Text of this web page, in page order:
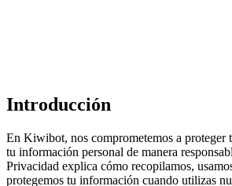
Introducción
En Kiwibot, nos comprometemos a proteger
tu información personal de manera
Privacidad explica cómo recopilamos,
protegemos tu información cuando utilizas